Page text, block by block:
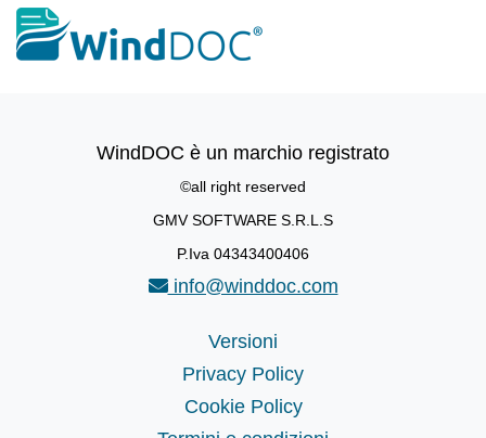
WindDOC è un marchio registrato
©all right reserved
GMV SOFTWARE S.R.L.S
P.Iva 04343400406
info@winddoc.com
Versioni
Privacy Policy
Cookie Policy